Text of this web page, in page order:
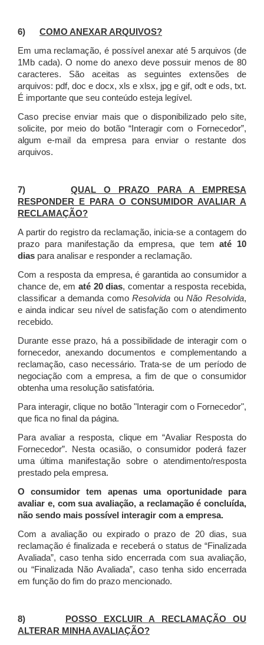
6) COMO ANEXAR ARQUIVOS?
Em uma reclamação, é possível anexar até 5 arquivos (de
1Mb cada). O nome do anexo deve possuir menos de 80
caracteres. São aceitas as seguintes extensões de
arquivos: pdf, doc e docx, xls e xlsx, jpg e gif, odt e ods, txt.
É importante que seu conteúdo esteja legível.
Caso precise enviar mais que o disponibilizado pelo site,
solicite, por meio do botão “Interagir com o Fornecedor”,
algum e-mail da empresa para enviar o restante dos
arquivos.
7)QUAL O PRAZO PARA A EMPRESA
RESPONDER E PARA O CONSUMIDOR AVALIAR A
RECLAMAÇÃO?
A partir do registro da reclamação, inicia-se a contagem do
prazo para manifestação da empresa, que tematé 10
dias para analisar e responder a reclamação.
Com a resposta da empresa, é garantida ao consumidor a
chance de, em até 20 dias, comentar a resposta recebida,
classificar a demanda comoResolvida ouNão Resolvida,
e ainda indicar seu nível de satisfação com o atendimento
recebido.
Durante esse prazo, há a possibilidade de interagir com o
fornecedor, anexando documentos e complementando a
reclamação, caso necessário.Trata-se de um período de
negociação com a empresa, a fim de que o consumidor
obtenha uma resolução satisfatória.
Para interagir, clique no botão "Interagir com o Fornecedor",
que fica no final da página.
Para avaliar a resposta, clique em “Avaliar Resposta do
Fornecedor”. Nesta ocasião, o consumidor poderá fazer
uma última manifestação sobre o atendimento/resposta
prestado pela empresa.
O consumidor tem apenas uma oportunidade para
avaliar e, com sua avaliação, a reclamação é concluída,
não sendo mais possível interagir com a empresa.
Com a avaliação ou expirado o prazo de 20 dias, sua
reclamação é finalizada e receberá o status de “Finalizada
Avaliada”, caso tenha sido encerrada com sua avaliação,
ou “Finalizada Não Avaliada”, caso tenha sido encerrada
em função do fim do prazo mencionado.
8)
POSSO EXCLUIR A RECLAMAÇÃO OU
ALTERAR MINHA AVALIAÇÃO?